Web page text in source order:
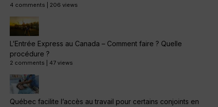
4 comments 206 views
L’Entrée Express au Canada – Comment faire ? Quelle
procédure ?
2 comments 47 views
Québec facilite l’accès au travail pour certains conjoints en